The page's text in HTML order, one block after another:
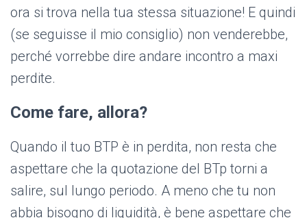
ora si trova nella tua stessa situazione! E quindi
(se seguisse il mio consiglio) non venderebbe,
perché vorrebbe dire andare incontro a maxi
perdite.
Come fare, allora?
Quando il tuo BTP è in perdita, non resta che
aspettare che la quotazione del BTp torni a
salire, sul lungo periodo. A meno che tu non
abbia bisogno di liquidità, è bene aspettare che